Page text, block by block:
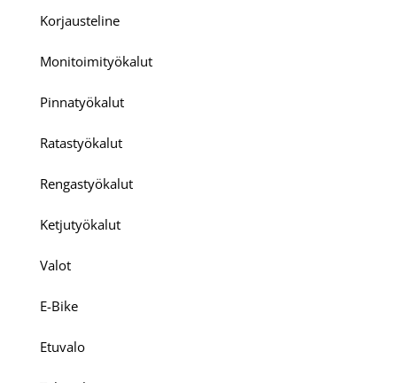
Korjausteline
Monitoimityökalut
Pinnatyökalut
Ratastyökalut
Rengastyökalut
Ketjutyökalut
Valot
E-Bike
Etuvalo